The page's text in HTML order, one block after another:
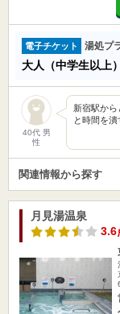
電子チケット 湯処プ
大人（中学生以上）
40代 男
性
新宿駅か
と時間を潰
関連情報から探す
月見湯温泉
3.6